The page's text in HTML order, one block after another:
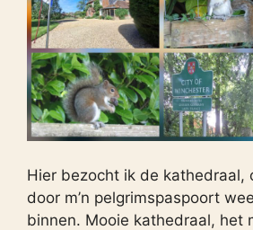
Hier bezocht ik de kathedraal,
door m’n pelgrimspaspoort
binnen. Mooie kathedraal, het